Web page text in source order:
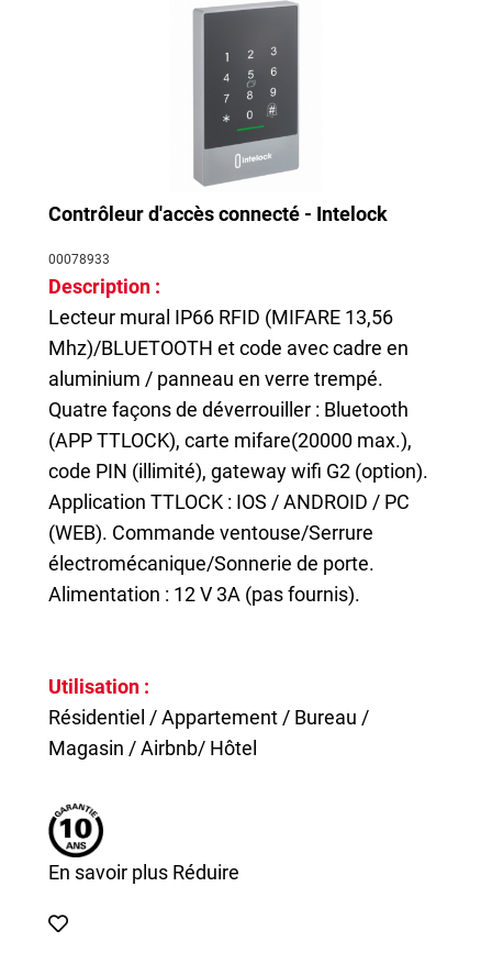
Contrôleur d'accès connecté - Intelock
00078933
Description :
Lecteur mural IP66 RFID (MIFARE 13,56
Mhz)/BLUETOOTH et code avec cadre en
aluminium / panneau en verre trempé.
Quatre façons de déverrouiller : Bluetooth
(APP TTLOCK), carte mifare(20000 max.),
code PIN (illimité), gateway wifi G2 (option).
Application TTLOCK : IOS / ANDROID / PC
(WEB). Commande ventouse/Serrure
électromécanique/Sonnerie de porte.
Alimentation : 12 V 3A (pas fournis).
Utilisation :
Résidentiel / Appartement / Bureau /
Magasin / Airbnb/ Hôtel
En savoir plus Réduire